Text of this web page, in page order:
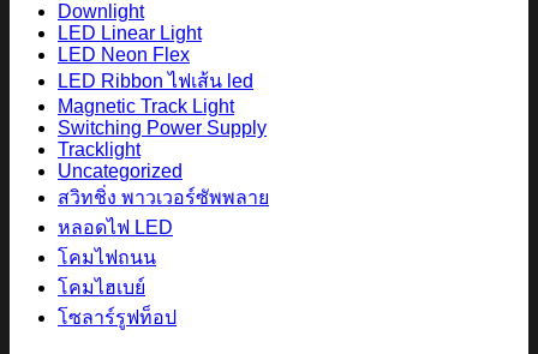
Downlight
LED Linear Light
LED Neon Flex
LED Ribbon ไฟเส้น led
Magnetic Track Light
Switching Power Supply
Tracklight
Uncategorized
สวิทชิ่ง พาวเวอร์ซัพพลาย
หลอดไฟ LED
โคมไฟถนน
โคมไฮเบย์
โซลาร์รูฟท็อป